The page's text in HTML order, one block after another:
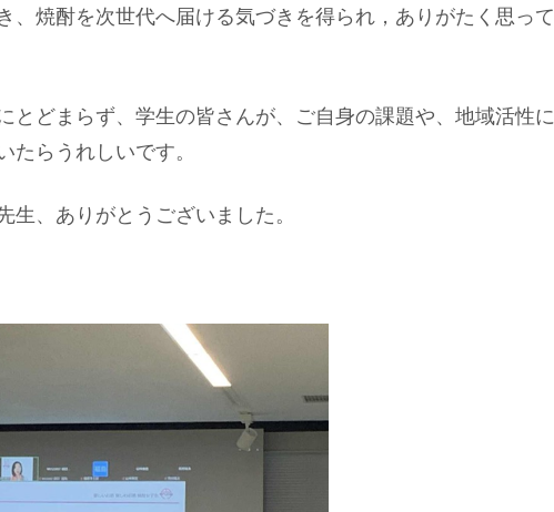
、焼酎を次世代へ届ける気づきを得られ，ありがたく思って
とどまらず、学生の皆さんが、ご自身の課題や、地域活性に
たらうれしいです。
生、ありがとうございました。